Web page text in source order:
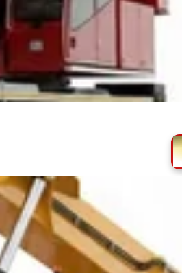
بالنسبة للرافعات المتنقلة التي